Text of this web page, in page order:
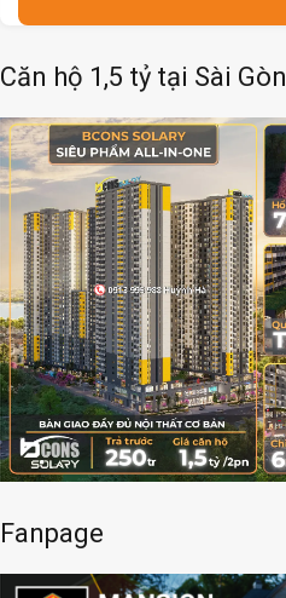
Căn hộ 1,5 tỷ tại Sài Gòn
Fanpage